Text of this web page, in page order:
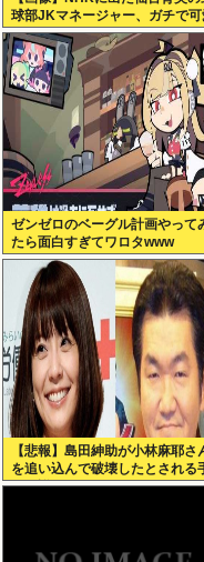
球部JKマネージャー、ガチで可
いぞ
ゼンゼロのベーグル計画やって
たら面白すぎてワロタwww
【悲報】島田紳助が小林麻耶さ
を追い込んで破壊したとされる
口の詳細が明らかに･･････！！